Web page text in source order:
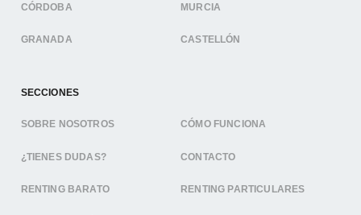
CÓRDOBA MURCIA
GRANADA CASTELLÓN
SECCIONES
SOBRE NOSOTROS CÓMO FUNCIONA
¿TIENES DUDAS? CONTACTO
RENTING BARATO RENTING PARTICULARES